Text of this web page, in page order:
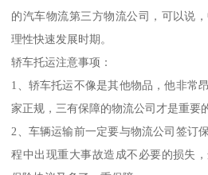
的汽车物流第三方物流公司，可以说
理性快速发展时期。
轿车托运注意事项：
1、轿车托运不像是其他物品，他非常
家正规，三有保障的物流公司才是重要
2、车辆运输前一定要与物流公司签订
程中出现重大事故造成不必要的损失